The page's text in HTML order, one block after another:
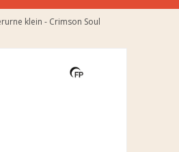
klein - Crimson Soul